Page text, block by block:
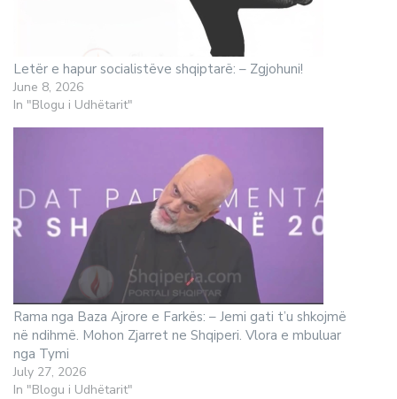
Letër e hapur socialistëve shqiptarë: – Zgjohuni!
June 8, 2026
In "Blogu i Udhëtarit"
Rama nga Baza Ajrore e Farkës: – Jemi gati t’u shkojmë
në ndihmë. Mohon Zjarret ne Shqiperi. Vlora e mbuluar
nga Tymi
July 27, 2026
In "Blogu i Udhëtarit"